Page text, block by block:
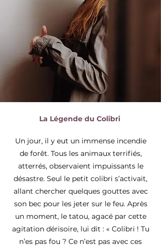
La Légende du Colibri
Un jour, il y eut un immense incendie
de forêt. Tous les animaux terrifiés,
atterrés, observaient impuissants le
désastre. Seul le petit colibri s’activait,
allant chercher quelques gouttes avec
son bec pour les jeter sur le feu. Après
un moment, le tatou, agacé par cette
agitation dérisoire, lui dit : « Colibri ! Tu
n’es pas fou ? Ce n’est pas avec ces